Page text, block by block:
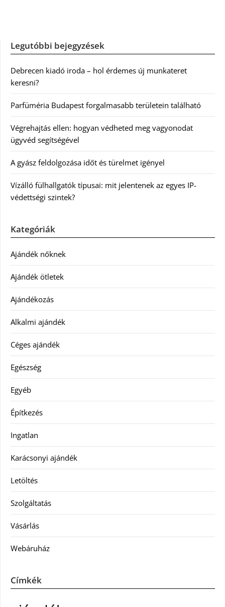
Legutóbbi bejegyzések
Debrecen kiadó iroda – hol érdemes új munkateret
keresni?
Parfüméria Budapest forgalmasabb területein található
Végrehajtás ellen: hogyan védheted meg vagyonodat
ügyvéd segítségével
A gyász feldolgozása időt és türelmet igényel
Vízálló fülhallgatók típusai: mit jelentenek az egyes IP-
védettségi szintek?
Kategóriák
Ajándék nőknek
Ajándék ötletek
Ajándékozás
Alkalmi ajándék
Céges ajándék
Egészség
Egyéb
Építkezés
Ingatlan
Karácsonyi ajándék
Letöltés
Szolgáltatás
Vásárlás
Webáruház
Címkék